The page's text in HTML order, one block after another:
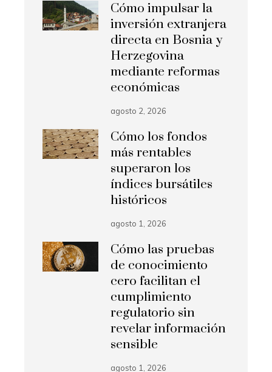
Cómo impulsar la
inversión extranjera
directa en Bosnia y
Herzegovina
mediante reformas
económicas
agosto 2, 2026
Cómo los fondos
más rentables
superaron los
índices bursátiles
históricos
agosto 1, 2026
Cómo las pruebas
de conocimiento
cero facilitan el
cumplimiento
regulatorio sin
revelar información
sensible
agosto 1, 2026